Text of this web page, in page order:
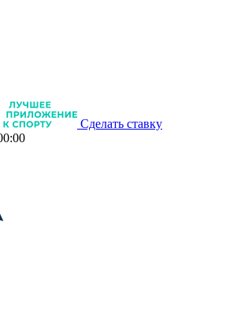
Сделать ставку